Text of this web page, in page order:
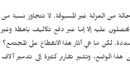
من العزلة غير المسبوقة. لا تتجاوز نسبة من
يحصلون عليه إلا إما عبر دفع تكاليف باهظة وغير
لكن ما هي آثار هذا الانقطاع على المجتمع؟
هذا الوضع، وتشير تقارير كثيرة إلى تدمير آلاف